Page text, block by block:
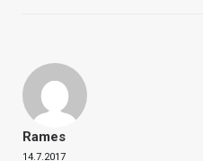
Rames
14.7.2017